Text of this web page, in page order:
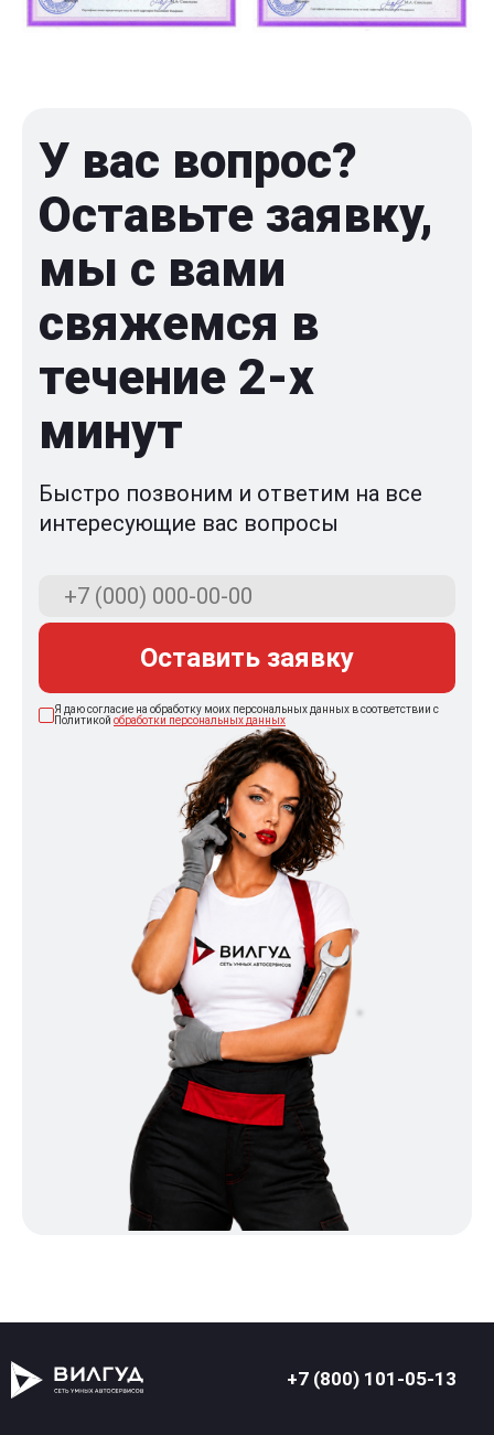
У вас вопрос?
Оставьте заявку,
мы с вами
свяжемся в
течение 2-x
минут
Быстро позвоним и ответим на все
интересующие вас вопросы
Оставить заявку
Я даю согласие на обработку моих персональных данных в соответствии с
Политикой обработки персональных данных
+7 (800) 101-05-13